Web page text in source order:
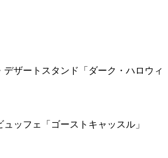
デザートスタンド「ダーク・ハロウィ
ッフェ「ゴーストキャッスル」